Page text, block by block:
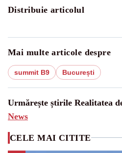
Distribuie articolul
Mai multe articole despre
summit B9 București
Urmărește știrile Realitatea
News
CELE MAI CITITE